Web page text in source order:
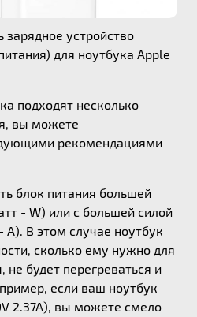
устройство
для ноутбука Apple
подходят несколько
вы можете
рекомендациями
блок питания большей
- W) или с большей силой
А). В этом случае ноутбук
сколько ему нужно для
не будет перегреваться и
если ваш ноутбук
2.37A), вы можете смело